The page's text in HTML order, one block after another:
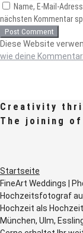
Name, E-Mail-
nächsten Kommentar
Diese Website
wie deine
Creativity
The joining
Startseite
FineArt Weddings |
Hochzeitsfotograf
Hochzeit als
München, Ulm,